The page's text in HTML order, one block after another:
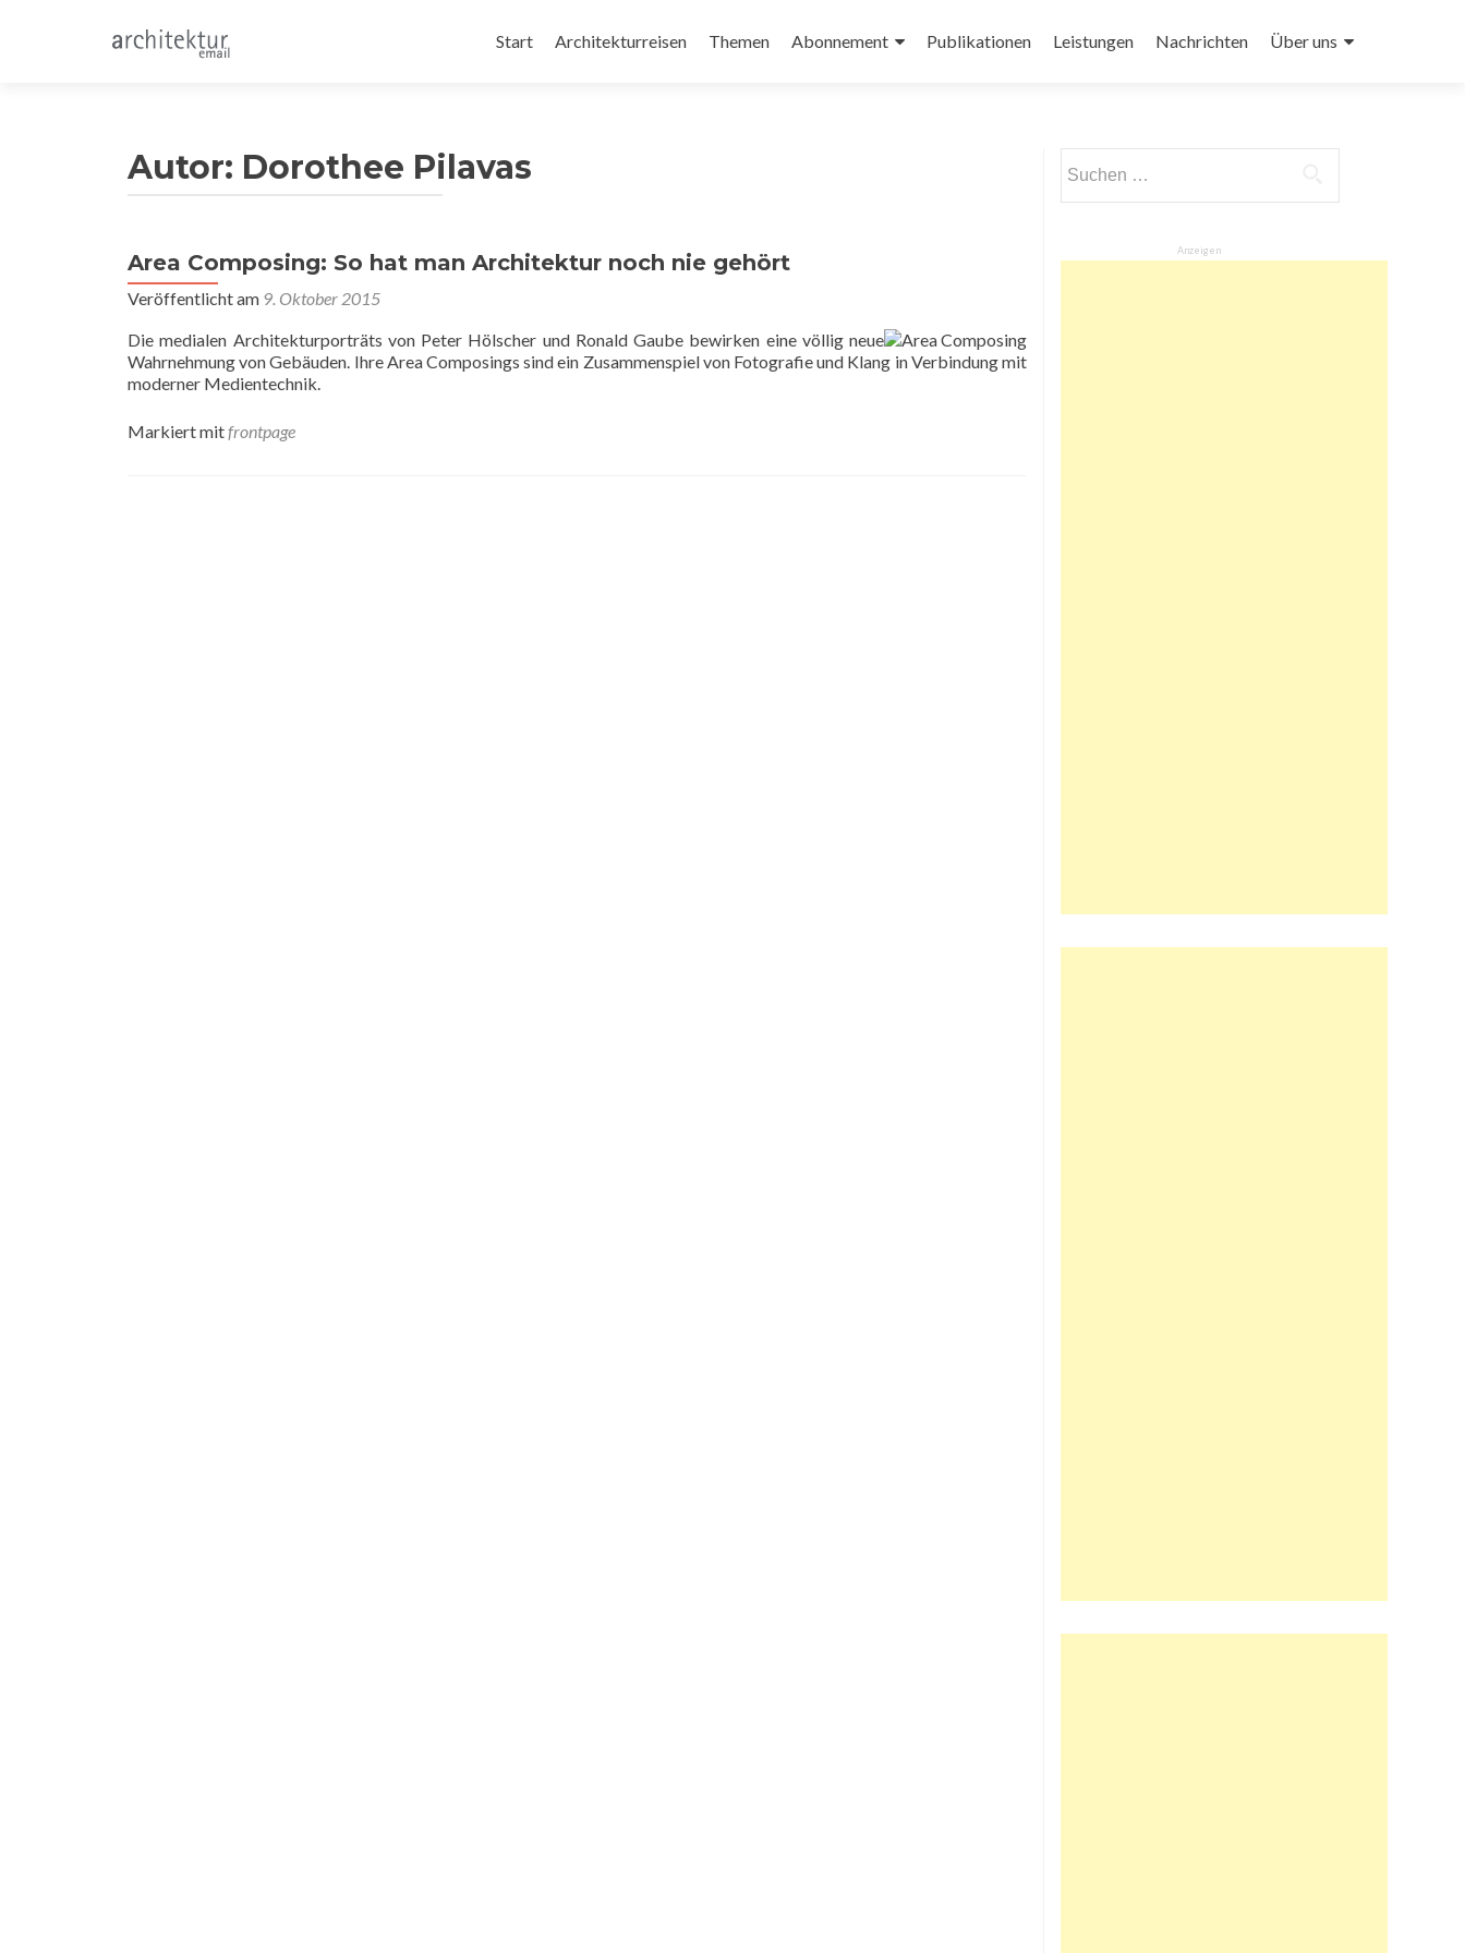
Inhalt
Start Architekturreisen Themen Abonnement Publikationen Leistungen Nachrichten Über uns
Autor: Dorothee Pilavas
Area Composing: So hat man Architektur noch nie gehört
Veröffentlicht am 9. Oktober 2015
Die medialen Architekturporträts von Peter Hölscher und Ronald Gaube bewirken eine völlig neue
Wahrnehmung von Gebäuden. Ihre Area Composings sind ein Zusammenspiel von Fotografie und Klang in Verbindung mit
moderner Medientechnik.
Markiert mitfrontpage
nach:
Anzeigen